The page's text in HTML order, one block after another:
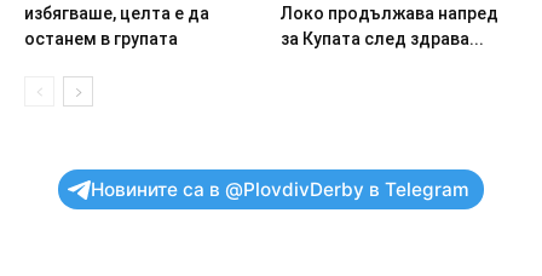
избягваше, целта е да
останем в групата
Локо продължава напред
за Купата след здрава...
Новините са в @PlovdivDerby в Telegram